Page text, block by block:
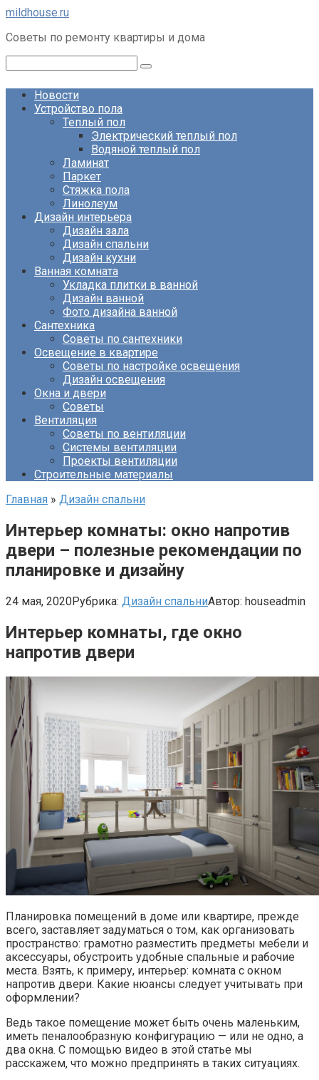
Перейти
контенту
mildhouse.ru
Советы по ремонту квартиры и дома
Новости
Устройство пола
Теплый пол
Электрический теплый пол
Водяной теплый пол
Ламинат
Паркет
Стяжка пола
Линолеум
Дизайн интерьера
Дизайн зала
Дизайн спальни
Дизайн кухни
Ванная комната
Укладка плитки в ванной
Дизайн ванной
Фото дизайна ванной
Сантехника
Советы по сантехники
Освещение в квартире
Советы по настройке освещения
Дизайн освещения
Окна и двери
Советы
Вентиляция
Советы по вентиляции
Системы вентиляции
Проекты вентиляции
Строительные материалы
Главная » Дизайн спальни
Интерьер комнаты: окно напротив
двери – полезные рекомендации по
планировке и дизайну
24 мая, 2020Рубрика: Дизайн спальниАвтор: houseadmin
Интерьер комнаты, где окно
напротив двери
Планировка помещений в доме или квартире, прежде
всего, заставляет задуматься о том, как организовать
пространство: грамотно разместить предметы мебели и
аксессуары, обустроить удобные спальные и рабочие
места. Взять, к примеру, интерьер: комната с окном
напротив двери. Какие нюансы следует учитывать при
оформлении?
Ведь такое помещение может быть очень маленьким,
иметь пеналообразную конфигурацию — или не одно, а
два окна. С помощью видео в этой статье мы
расскажем, что можно предпринять в таких ситуациях.